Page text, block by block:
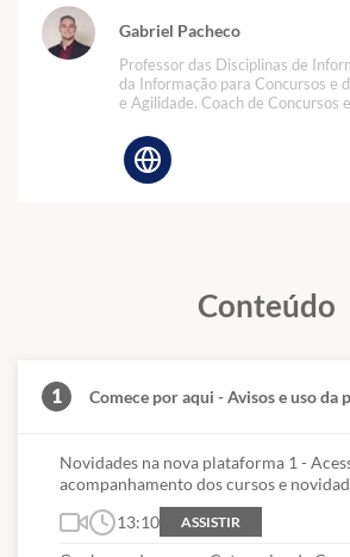
Gabriel Pacheco
Professor das Disciplinas de
da Informação para Concursos e
e Agilidade. Coach de Concursos
Conteúdo
1 Comece por aqui - Avisos e uso da
Novidades na nova plataforma 1 -
acompanhamento dos cursos e
13:10
ASSISTIR